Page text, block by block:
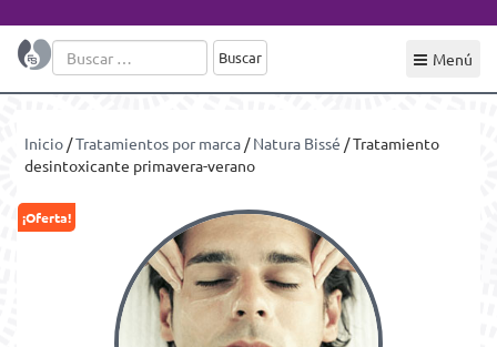
Menú
Inicio /Tratamientos por marca /Natura Bissé / Tratamiento
desintoxicante primavera-verano
¡Oferta!